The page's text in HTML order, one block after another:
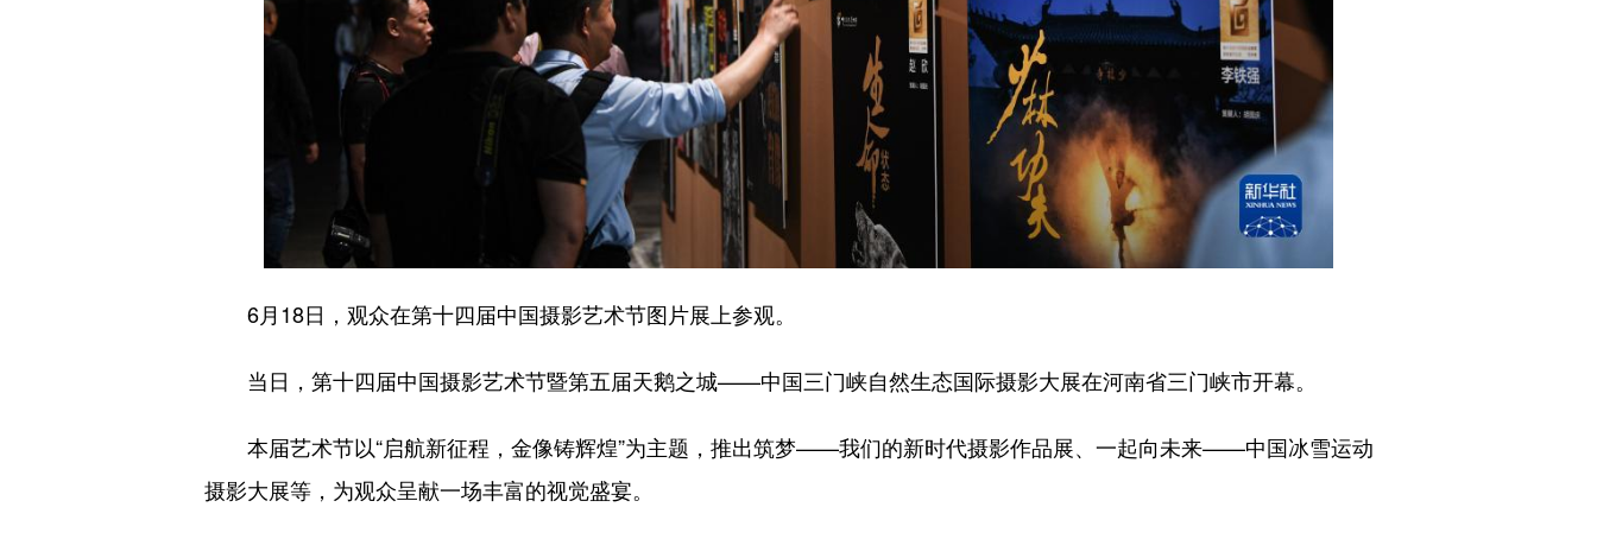
6月18日，观众在第十四届中国摄影艺术节图片展上参观。
当日，第十四届中国摄影艺术节暨第五届天鹅之城——中国三门峡自然生态国际摄影大展在河南省三门峡市开幕。
本届艺术节以“启航新征程，金像铸辉煌”为主题，推出筑梦——我们的新时代摄影作品展、一起向未来——中国冰雪运动
摄影大展等，为观众呈献一场丰富的视觉盛宴。